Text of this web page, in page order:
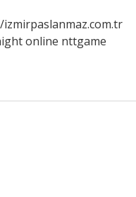
online nttgame